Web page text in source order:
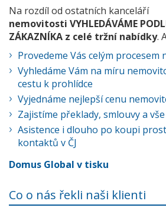
Na rozdíl od ostatních kanceláří
nemovitosti VYHLEDÁVÁME
ZÁKAZNÍKA z celé tržní nabídky.
Provedeme Vás celým procesem
Vyhledáme Vám na míru
cestu k prohlídce
Vyjednáme nejlepší cenu
Zajistíme překlady, smlouvy a
Asistence i dlouho po koupi
kontaktů v ČJ
Domus Global v tisku
Co o nás řekli naši klienti